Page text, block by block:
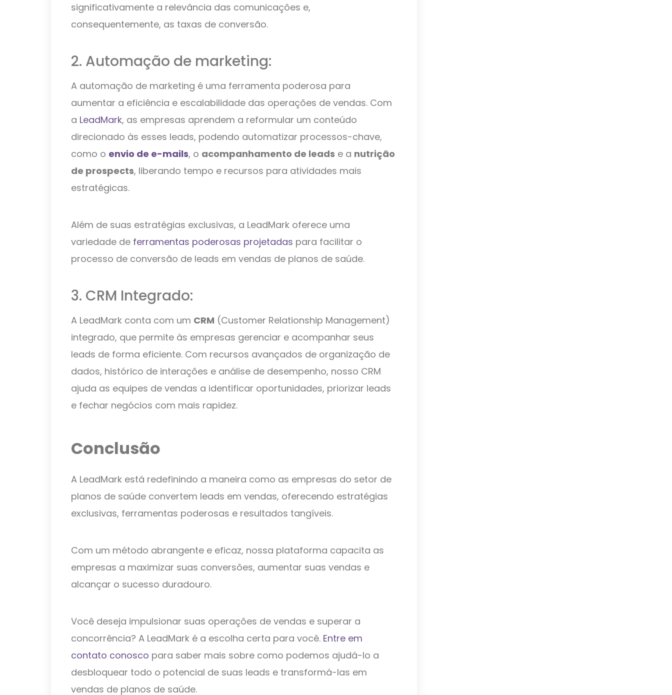
significativamente a relevância das comunicações e,
consequentemente, as taxas de conversão.
2. Automação de marketing:
A automação de marketing é uma ferramenta poderosa para
aumentar a eficiência e escalabilidade das operações de vendas. Com
a LeadMark, as empresas aprendem a reformular um conteúdo
direcionado às esses leads, podendo automatizar processos-chave,
como o envio de e-mails, o acompanhamento de leads e a nutrição
de prospects, liberando tempo e recursos para atividades mais
estratégicas.
Além de suas estratégias exclusivas, a LeadMark oferece uma
variedade de ferramentas poderosas projetadas para facilitar o
processo de conversão de leads em vendas de planos de saúde.
3. CRM Integrado:
A LeadMark conta com um CRM (Customer Relationship Management)
integrado, que permite às empresas gerenciar e acompanhar seus
leads de forma eficiente. Com recursos avançados de organização de
dados, histórico de interações e análise de desempenho, nosso CRM
ajuda as equipes de vendas a identificar oportunidades, priorizar leads
e fechar negócios com mais rapidez.
Conclusão
A LeadMark está redefinindo a maneira como as empresas do setor de
planos de saúde convertem leads em vendas, oferecendo estratégias
exclusivas, ferramentas poderosas e resultados tangíveis.
Com um método abrangente e eficaz, nossa plataforma capacita as
empresas a maximizar suas conversões, aumentar suas vendas e
alcançar o sucesso duradouro.
Você deseja impulsionar suas operações de vendas e superar a
concorrência? A LeadMark é a escolha certa para você. Entre em
contato conosco para saber mais sobre como podemos ajudá-lo a
desbloquear todo o potencial de suas leads e transformá-las em
vendas de planos de saúde.